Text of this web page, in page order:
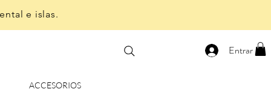
e islas.
Entrar
ACCESORIOS